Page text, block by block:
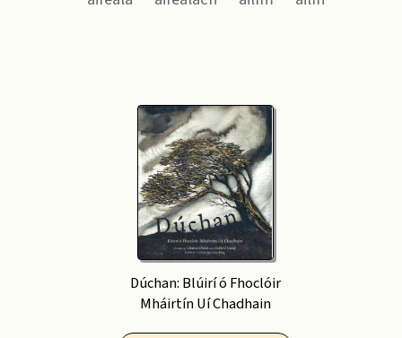
Dúchan: Blúirí ó Fhoclóir
Mháirtín Uí Chadhain